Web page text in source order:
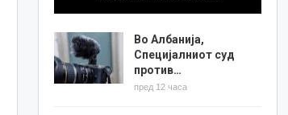
Во Албанија,
Специјалниот суд
против…
пред 12 часа